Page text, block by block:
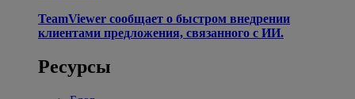
TeamViewer сообщает о быстром внедрении
клиентами предложения, связанного с ИИ.
Ресурсы